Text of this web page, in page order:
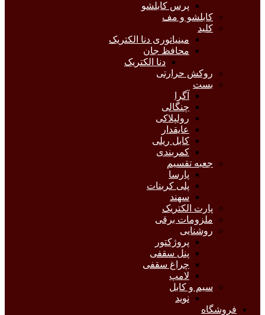
پرس کابلشو
کابلشو و مف
کلید
مینیاتوری دنا الکتریک
محافظ جان
دنا الکتریک
روکش حرارتی
بست
آگرا
چنگالی
رولپلاکی
عایقدار
کابل ریلی
کمربندی
جعبه تقسیم
پارسا
پلی کربنات
سهند
پارت الکتریک
ملزومات برقی
روشنایی
پروژکتور
پنل سقفی
چراغ سقفی
لامپ
سیم و کابل
نوید
فروشگاه